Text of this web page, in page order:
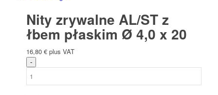
Nity zrywalne AL/ST z
łbem płaskim Ø 4,0 x 20
16,80 € plus VAT